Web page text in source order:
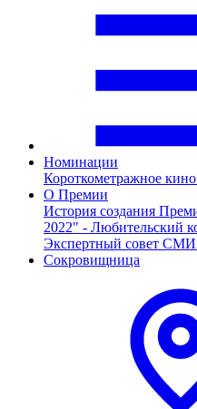
Номинации
Короткометражное
О Премии
История создания
2022" - Любительский
Экспертный совет СМИ
Сокровищница